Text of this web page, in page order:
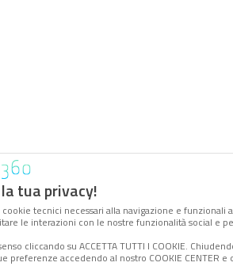
tua privacy!
tecnici necessari alla navigazione e
le interazioni con le nostre funzionalità social e
cliccando su ACCETTA TUTTI I COOKIE.
preferenze accedendo al nostro COOKIE